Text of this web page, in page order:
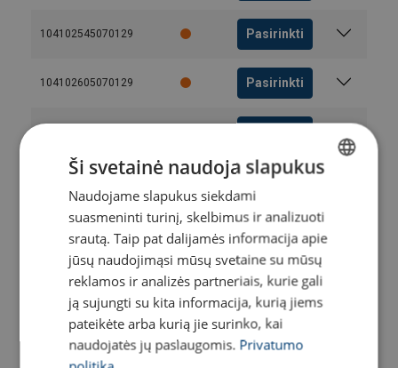
104102545070129 Pasirinkti
104102605070129 Pasirinkti
Pasirinkti
Pasirinkti
104102905070129 Pasirinkti
104103005070129 Pasirinkti
LITHUANIAN
ENGLISH TRANSLATION
Ši svetainė naudoja slapukus
Naudojame slapukus siekdami
suasmeninti turinį, skelbimus ir analizuoti
srautą. Taip pat dalijamės informacija apie
jūsų naudojimąsi mūsų svetaine su mūsų
reklamos ir analizės partneriais, kurie gali
ją sujungti su kita informacija, kurią jiems
pateikėte arba kurią jie surinko, kai
naudojatės jų paslaugomis. Privatumo